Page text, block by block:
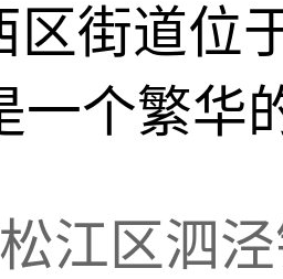
区街道位
一个繁华
江区泗